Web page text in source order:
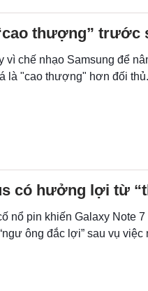
thượng” trước
vì chế nhạo Samsung để
là "cao thượng" hơn đối thủ.
có hưởng lợi từ
nổ pin khiến Galaxy Note
ông đắc lợi” sau vụ việc